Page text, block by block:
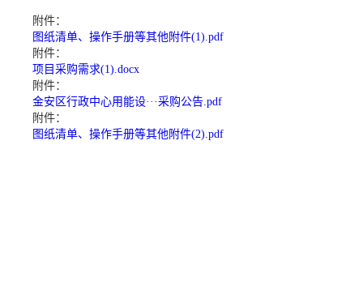
附件：
图纸清单、操作手册等其他附件(1).pdf
附件：
项目采购需求(1).docx
附件：
金安区行政中心用能设···采购公告.pdf
附件：
图纸清单、操作手册等其他附件(2).pdf